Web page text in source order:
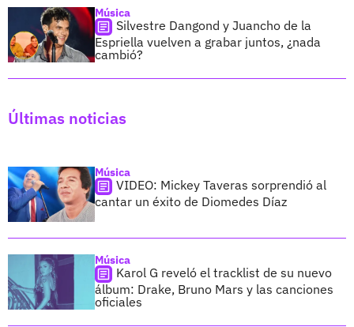
Música
Silvestre Dangond y Juancho de la
Espriella vuelven a grabar juntos, ¿nada
cambió?
Últimas noticias
Música
VIDEO: Mickey Taveras sorprendió al
cantar un éxito de Diomedes Díaz
Música
Karol G reveló el tracklist de su nuevo
álbum: Drake, Bruno Mars y las canciones
oficiales